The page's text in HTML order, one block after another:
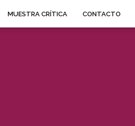
MUESTRA CRÍTICA CONTACTO